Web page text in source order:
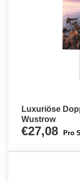
Luxuriöse
Wustrow
€27,08 Pro